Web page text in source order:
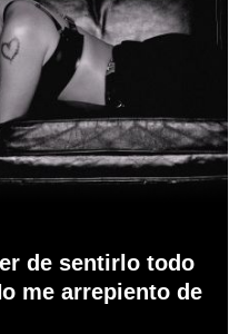
de sentirlo todo
me arrepiento de